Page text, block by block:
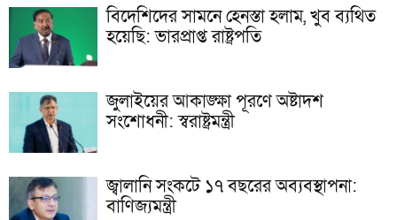
বিদেশিদের সামনে হেনস্তা হলাম, খুব ব্যথিত
হয়েছি: ভারপ্রাপ্ত রাষ্ট্রপতি
জুলাইয়ের আকাঙ্ক্ষা পূরণে অষ্টাদশ
সংশোধনী: স্বরাষ্ট্রমন্ত্রী
জ্বালানি সংকটে ১৭ বছরের অব্যবস্থাপনা:
বাণিজ্যমন্ত্রী